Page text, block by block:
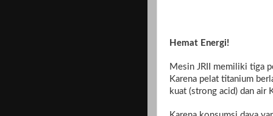
Hemat Energi!
Mesin JRII memiliki tiga
Karena pelat titanium
kuat (strong acid) dan air